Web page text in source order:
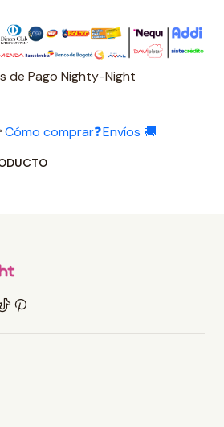
de Pago Nighty-Night
Cómo comprar❓Envíos 🚚